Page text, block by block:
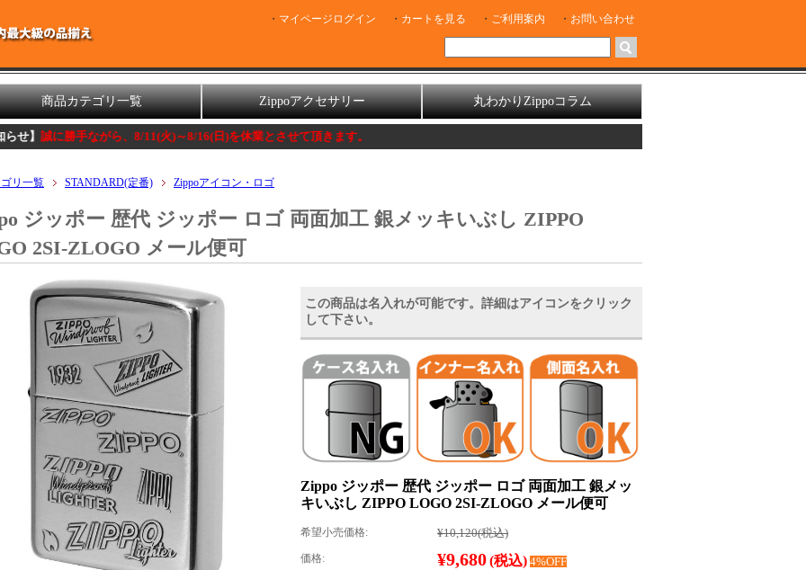
マイページログイン カートを見る ご利用案内 お問い合わせ
商品カテゴリ一覧 Zippoアクセサリー 丸わかりZippoコラム
ながら、8/11(火)～8/16(日)を休業とさせて頂きます。
リ一覧 STANDARD(定番) Zippoアイコン・ロゴ
ジッポー 歴代 ジッポー ロゴ 両面加工 銀メッキいぶし ZIPPO
2SI-ZLOGO メール便可
この商品は名入れが可能です。詳細はアイコンをクリック
して下さい。
Zippo ジッポー 歴代 ジッポー ロゴ 両面加工 銀メッ
キいぶし ZIPPO LOGO 2SI-ZLOGO メール便可
希望小売価格: ¥10,120(税込)
価格: ¥9,680(税込) 4%OFF